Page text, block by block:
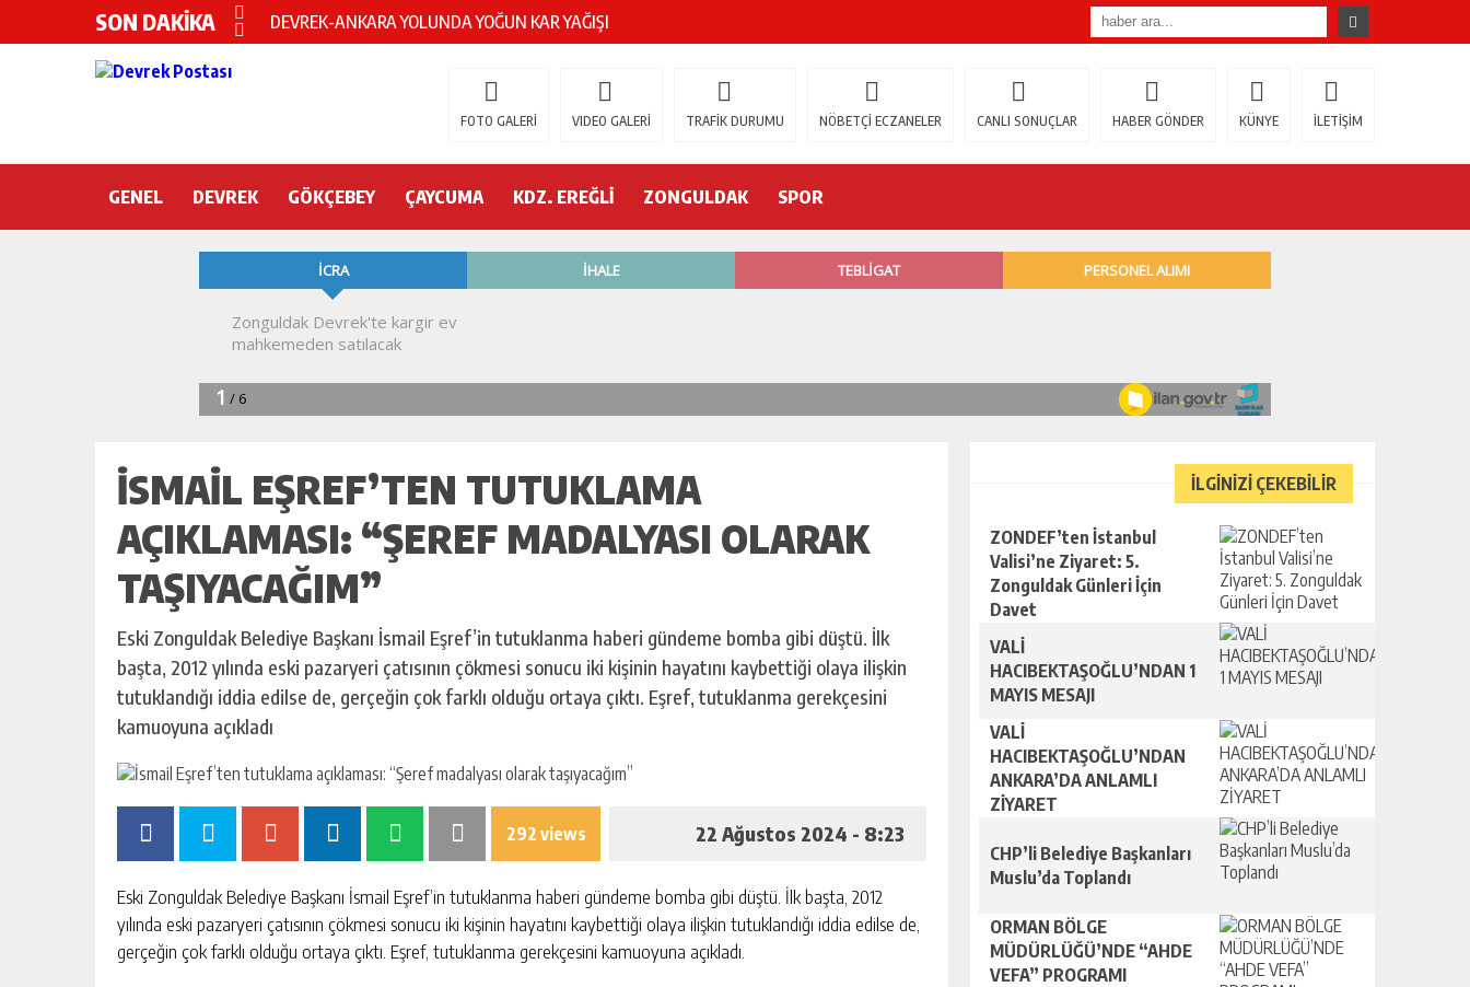
SON DAKİKA
Devrek KYK yurdunda intihar!
CHP’nin yeni genel başkanı Özgür Özel
DEVREK’TE YANGIN PANİĞİ
Devrek Engelsiz Yaşam Merkezi’nde neler oluyor?
DEVREK ÇATAKLI’YA TEŞEKKÜR ETTİ
FOTO GALERİ VIDEO GALERİ TRAFİK DURUMU NÖBETÇİ ECZANELER CANLI SONUÇLAR HABER GÖNDER KÜNYE İLETİŞİM
GENEL DEVREK GÖKÇEBEY ÇAYCUMA KDZ. EREĞLİ ZONGULDAK SPOR
İSMAIL EŞREF’TEN TUTUKLAMA
AÇIKLAMASI: “ŞEREF MADALYASI OLARAK
TAŞIYACAĞIM”
Eski Zonguldak Belediye Başkanı İsmail Eşref’in tutuklanma haberi gündeme bomba gibi düştü. İlk
başta, 2012 yılında eski pazaryeri çatısının çökmesi sonucu iki kişinin hayatını kaybettiği olaya ilişkin
tutuklandığı iddia edilse de, gerçeğin çok farklı olduğu ortaya çıktı. Eşref, tutuklanma gerekçesini
kamuoyuna açıkladı
292 views 22 Ağustos 2024 - 8:23
Eski Zonguldak Belediye Başkanı İsmail Eşref’in tutuklanma haberi gündeme bomba gibi düştü. İlk başta, 2012
yılında eski pazaryeri çatısının çökmesi sonucu iki kişinin hayatını kaybettiği olaya ilişkin tutuklandığı iddia edilse de,
gerçeğin çok farklı olduğu ortaya çıktı. Eşref, tutuklanma gerekçesini kamuoyuna açıkladı.
İLGİNİZİ ÇEKEBİLİR
ZONDEF’ten İstanbul
Valisi’ne Ziyaret: 5.
Zonguldak Günleri İçin
Davet
VALİ
HACIBEKTAŞOĞLU’NDAN 1
MAYIS MESAJI
VALİ
HACIBEKTAŞOĞLU’NDAN
ANKARA’DA ANLAMLI
ZİYARET
CHP’li Belediye Başkanları
Muslu’da Toplandı
ORMAN BÖLGE
MÜDÜRLÜĞÜ’NDE “AHDE
VEFA” PROGRAMI